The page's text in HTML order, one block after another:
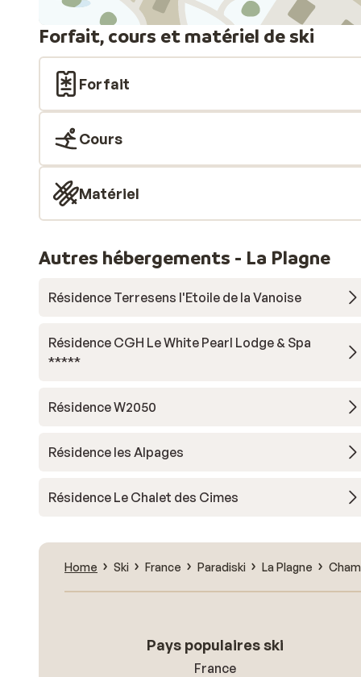
Forfait, cours et matériel de ski
Forfait
Cours
Matériel
Autres hébergements - La Plagne
Résidence Terresens l'Etoile de la Vanoise
Résidence CGH Le White Pearl Lodge & Spa
*****
Résidence W2050
Résidence les Alpages
Résidence Le Chalet des Cimes
Home Ski France Paradiski La Plagne
Pays populaires ski
France